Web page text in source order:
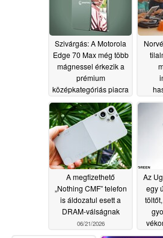
Szivárgás: A Motorola
Edge 70 Max még több
mágnessel érkezik a
prémium
középkategóriás piacra
06/30/2026
A megfizethető
„Nothing CMF” telefon
is áldozatul esett a
DRAM-válságnak
06/21/2026
Az
egy